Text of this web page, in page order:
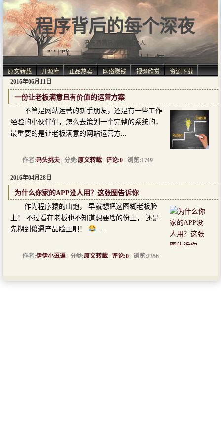
程序背后的每个深夜
阳光洒满肩, 仿佛自由人.
原文转载 开源库 正品热卖 网络赚钱 视频欣赏
资源下载
2016年06月11日
一份让老板满意且有价值的运营方案
不管是网站运营的新手朋友，还是有一些工作
经验的小伙伴们，怎么去策划一个完整的系统的，
最重要的是让老板满意的网站运营方...
作者:码头挑夫 | 分类:原文转载 评论:0 | 浏览:1749
2016年04月28日
为什么你家的APP没人用？这张图告诉你
作为程序猿的山炮， 早就想把这图糊老板脸
上！ 不过看在老板也不知道想要啥的份上， 还是
先糊到傻逼产品脸上吧！
...
作者:伊伊小逗逼 | 分类:原文转载 评论:0 | 浏览:2356